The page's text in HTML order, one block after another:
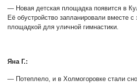
— Новая детская площадка появится в
Её обустройство запланировали вместе с
площадкой для уличной гимнастики.
Яна Г.:
— Потеплело, и в Холмогоровке стали